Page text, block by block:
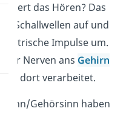
das Hören? Das
Schallwellen auf und
Impulse um.
Nerven ans Gehirn
dort verarbeitet.
Gehörsinn haben